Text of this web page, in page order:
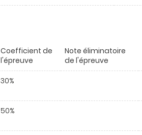
Coefficient de
l'épreuve
Note éliminatoire
de l'épreuve
30%
50%